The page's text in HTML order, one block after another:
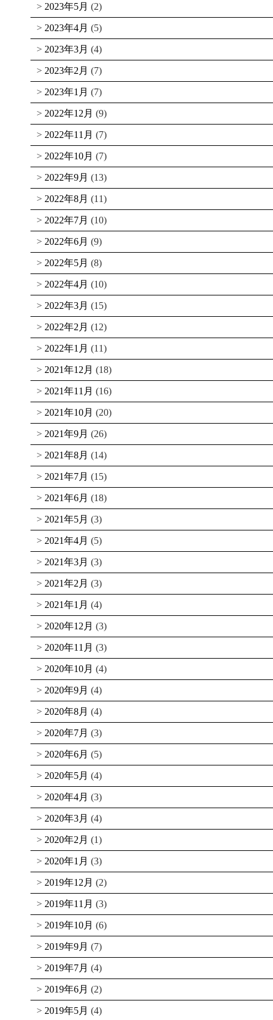
2023年5月 (2)
2023年4月 (5)
2023年3月 (4)
2023年2月 (7)
2023年1月 (7)
2022年12月 (9)
2022年11月 (7)
2022年10月 (7)
2022年9月 (13)
2022年8月 (11)
2022年7月 (10)
2022年6月 (9)
2022年5月 (8)
2022年4月 (10)
2022年3月 (15)
2022年2月 (12)
2022年1月 (11)
2021年12月 (18)
2021年11月 (16)
2021年10月 (20)
2021年9月 (26)
2021年8月 (14)
2021年7月 (15)
2021年6月 (18)
2021年5月 (3)
2021年4月 (5)
2021年3月 (3)
2021年2月 (3)
2021年1月 (4)
2020年12月 (3)
2020年11月 (3)
2020年10月 (4)
2020年9月 (4)
2020年8月 (4)
2020年7月 (3)
2020年6月 (5)
2020年5月 (4)
2020年4月 (3)
2020年3月 (4)
2020年2月 (1)
2020年1月 (3)
2019年12月 (2)
2019年11月 (3)
2019年10月 (6)
2019年9月 (7)
2019年7月 (4)
2019年6月 (2)
2019年5月 (4)